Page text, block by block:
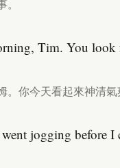
Tim. You look
。你今天看起來神清氣
jogging before I